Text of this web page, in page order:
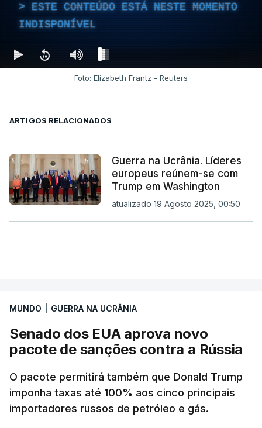
ESTE CONTEÚDO ESTÁ NESTE MOMENTO
INDISPONÍVEL
Foto: Elizabeth Frantz - Reuters
ARTIGOS RELACIONADOS
Guerra na Ucrânia. Líderes
europeus reúnem-se com
Trump em Washington
atualizado 19 Agosto 2025, 00:50
MUNDO GUERRA NA UCRÂNIA
Senado dos EUA aprova novo
pacote de sanções contra a Rússia
O pacote permitirá também que Donald Trump
imponha taxas até 100% aos cinco principais
importadores russos de petróleo e gás.